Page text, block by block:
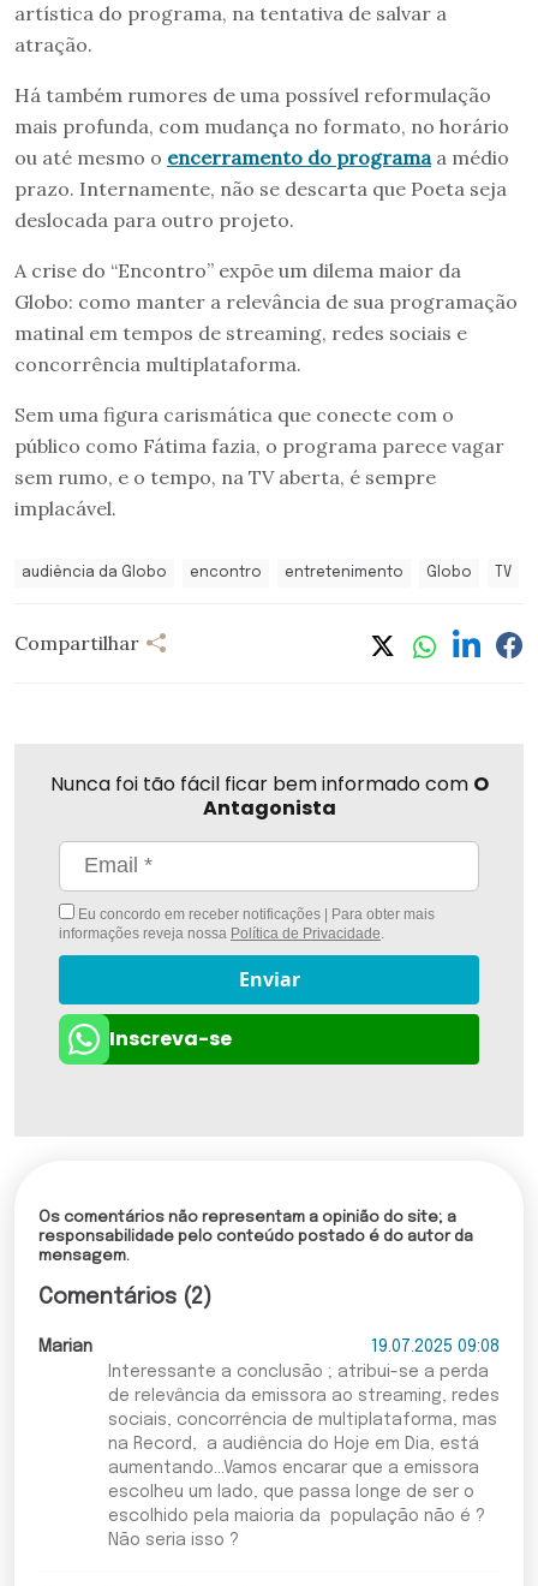
artística do programa, na tentativa de salvar a
atração.
Há também rumores de uma possível reformulação
mais profunda, com mudança no formato, no horário
ou até mesmo o encerramento do programaa médio
prazo. Internamente, não se descarta que Poeta seja
deslocada para outro projeto.
A crise do “Encontro” expõe um dilema maior da
Globo: como manter a relevância de sua programação
matinal em tempos de streaming, redes sociais e
concorrência multiplataforma.
Sem uma figura carismática que conecte com o
público como Fátima fazia, o programa parece vagar
sem rumo, e o tempo, na TV aberta, é sempre
implacável.
audiência da Globo encontro entretenimento Globo TV
Compartilhar
Nunca foi tão fácil ficar bem informado com O
Antagonista
Eu concordo em receber notificações | Para obter mais
informações reveja nossa Política de Privacidade.
Enviar
Inscreva-se
Os comentários não representam a opinião do site; a
responsabilidade pelo conteúdo postado é do autor da
mensagem.
Comentários (2)
Marian
19.07.2025 09:08
Interessante a conclusão ; atribui-se a perda
de relevância da emissora ao streaming, redes
sociais, concorrência de multiplataforma, mas
na Record, a audiência do Hoje em Dia, está
aumentando...Vamos encarar que a emissora
escolheu um lado, que passa longe de ser o
escolhido pela maioria da população não é ?
Não seria isso ?